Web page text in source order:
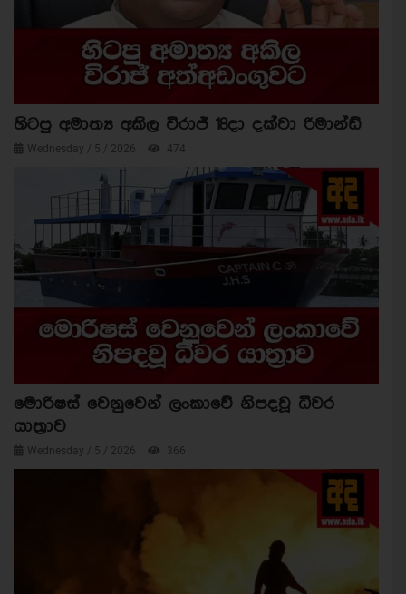
හිටපු අමාත්‍ය අකිල විරාජ් 18දා දක්වා රිමාන්ඩ්
Wednesday / 5 / 2026 474
මොරිෂස් වෙනුවෙන් ලංකාවේ නිපදවූ ධීවර
යාත්‍රාව
Wednesday / 5 / 2026 366